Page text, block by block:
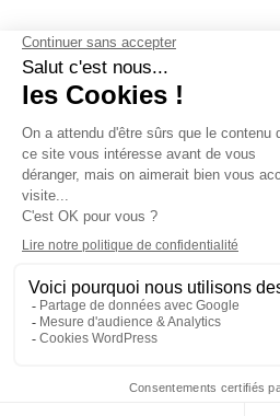
Contactez-nous-Mentions
confidentialité-Gestion des cookies
Cedex 06